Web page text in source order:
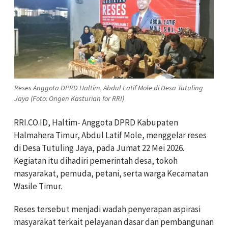
Reses Anggota DPRD Haltim, Abdul Latif Mole di Desa Tutuling
Jaya (Foto: Ongen Kasturian for RRI)
RRI.CO.ID, Haltim- Anggota DPRD Kabupaten
Halmahera Timur, Abdul Latif Mole, menggelar reses
di Desa Tutuling Jaya, pada Jumat 22 Mei 2026.
Kegiatan itu dihadiri pemerintah desa, tokoh
masyarakat, pemuda, petani, serta warga Kecamatan
Wasile Timur.
Reses tersebut menjadi wadah penyerapan aspirasi
masyarakat terkait pelayanan dasar dan pembangunan